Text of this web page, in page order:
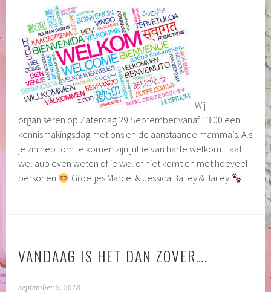
Wij
organiseren op Zaterdag 29 September vanaf 13:00 een
kennismakingsdag met ons en de aanstaande mamma’s. Als
je zin hebt om te komen zijn jullie van harte welkom. Laat
wel aub even weten of je wel of niet komt en met hoeveel
personen
Groetjes Marcel & Jessica Bailey & Jailey
VANDAAG IS HET DAN ZOVER….
september 8, 2018